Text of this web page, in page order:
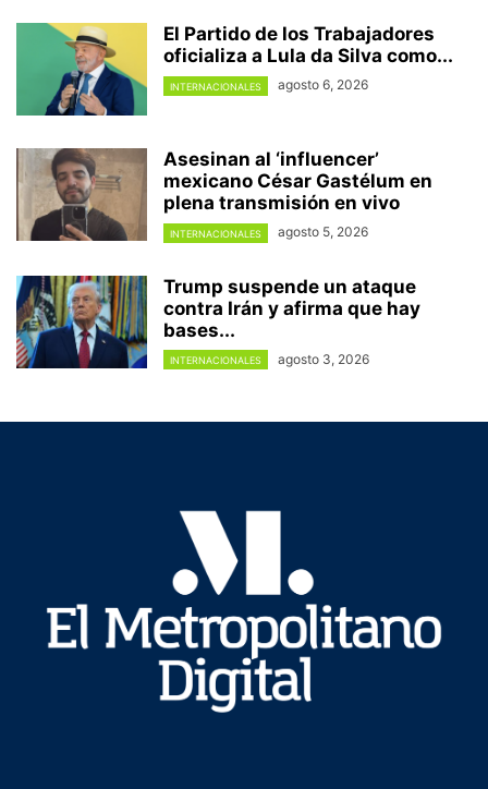
El Partido de los Trabajadores
oficializa a Lula da Silva como...
INTERNACIONALES agosto 6, 2026
Asesinan al ‘influencer’
mexicano César Gastélum en
plena transmisión en vivo
INTERNACIONALES agosto 5, 2026
Trump suspende un ataque
contra Irán y afirma que hay
bases...
INTERNACIONALES agosto 3, 2026